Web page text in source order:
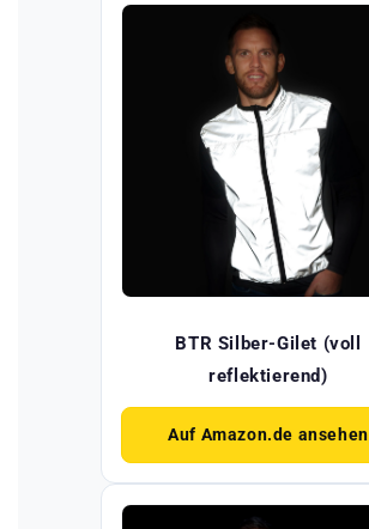
BTR Silber-Gilet (voll
reflektierend)
Auf Amazon.de ansehen